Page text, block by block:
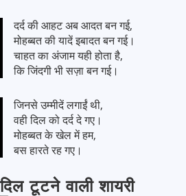
दर्द की आहट अब आदत बन गई,
मोहब्बत की यादें इबादत बन गई।
चाहत का अंजाम यही होता है,
कि जिंदगी भी सज़ा बन गई।
जिनसे उम्मीदें लगाईं थी,
वही दिल को दर्द दे गए।
मोहब्बत के खेल में हम,
बस हारते रह गए।
दिल टूटने वाली शायरी